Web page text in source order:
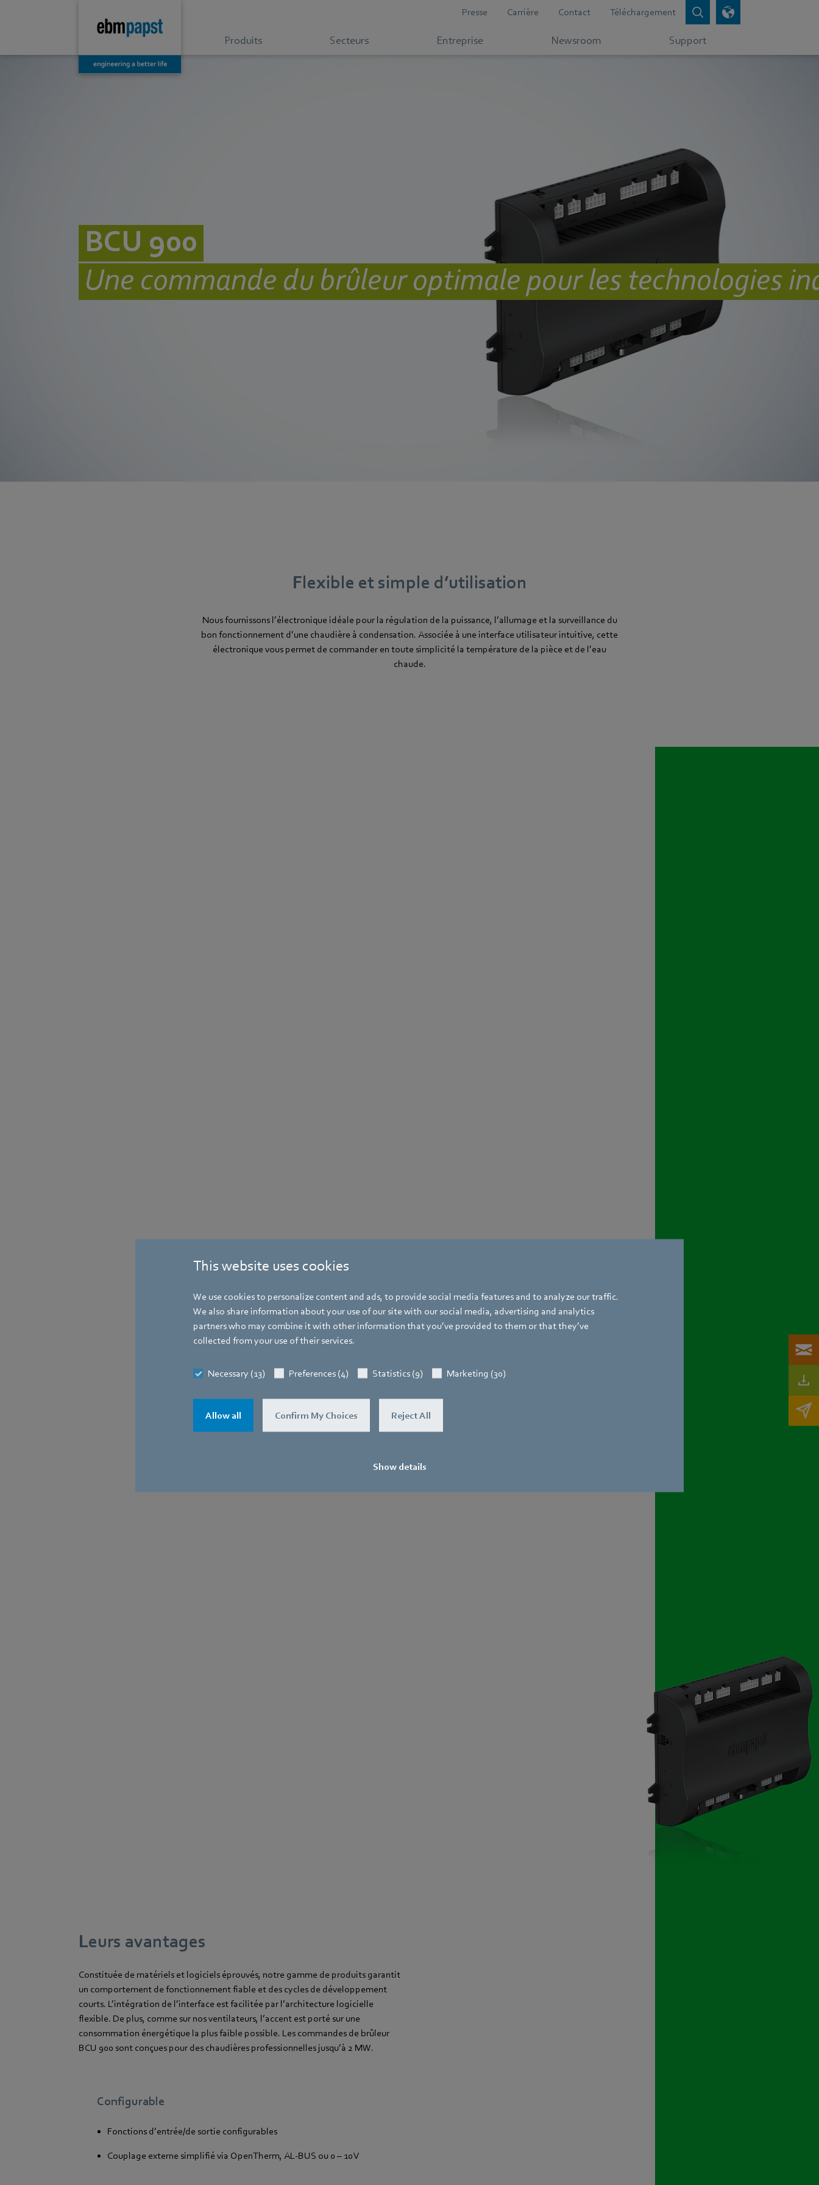
This website uses cookies
We use cookies to personalize content and ads, to provide social media features and to analyze our traffic.
We also share information about your use of our site with our social media, advertising and analytics
partners who may combine it with other information that you’ve provided to them or that they’ve
collected from your use of their services.
Necessary (13) Preferences (4) Statistics (9) Marketing (30)
Allow all Confirm My Choices Reject All
Show details
Presse Carrière Contact Téléchargement
Produits Secteurs Entreprise Newsroom Support
BCU 900
Une commande du brûleur optimale pour les technologies
Flexible et simple d’utilisation
Nous fournissons l’électronique idéale pour la régulation de la puissance, l’allumage et la surveillance du
bon fonctionnement d’une chaudière à condensation. Associée à une interface utilisateur intuitive, cette
électronique vous permet de commander en toute simplicité la température de la pièce et de l’eau
chaude.
Leurs avantages
Constituée de matériels et logiciels éprouvés, notre gamme de produits garantit
un comportement de fonctionnement fiable et des cycles de développement
courts. L’intégration de l’interface est facilitée par l’architecture logicielle
flexible. De plus, comme sur nos ventilateurs, l’accent est porté sur une
consommation énergétique la plus faible possible. Les commandes de brûleur
BCU 900 sont conçues pour des chaudières professionnelles jusqu’à 2 MW.
Configurable
Fonctions d’entrée/de sortie configurables
Couplage externe simplifié via OpenTherm, AL-BUS ou 0 – 10 V